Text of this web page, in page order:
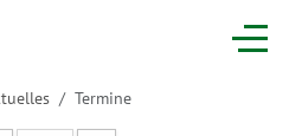
Termine